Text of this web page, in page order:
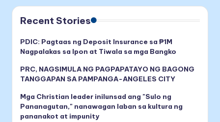
Recent Stories
PDIC: Pagtaas ng Deposit Insurance sa ₱1M
Nagpalakas sa Ipon at Tiwala sa mga Bangko
PRC, NAGSIMULA NG PAGPAPATAYO NG BAGONG
TANGGAPAN SA PAMPANGA-ANGELES CITY
Mga Christian leader inilunsad ang "Sulo ng
Pananagutan," nanawagan laban sa kultura ng
pananakot at impunity